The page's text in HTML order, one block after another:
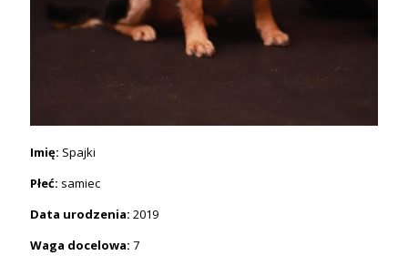
Imię: Spajki
Płeć: samiec
Data urodzenia: 2019
Waga docelowa: 7